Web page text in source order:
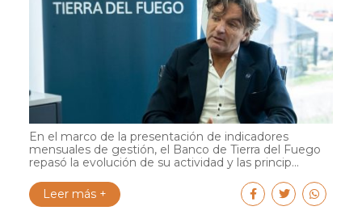
En el marco de la presentación de indicadores
mensuales de gestión, el Banco de Tierra del Fuego
repasó la evolución de su actividad y las princip...
Leer más +